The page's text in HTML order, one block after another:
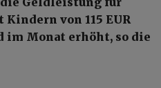
von 115 EUR
im Monat erhöht, so die